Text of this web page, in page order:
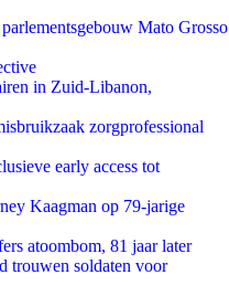
Mato Grosso
in Zuid-Libanon,
zorgprofessional
early access tot
Kaagman op 79-jarige
atoombom, 81 jaar later
trouwen soldaten voor